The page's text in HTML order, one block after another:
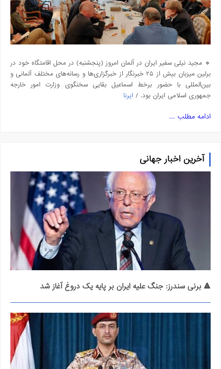
🔹 مجید نیلی سفیر ایران در آلمان امروز (پنجشنبه) در محل اقامتگاه خود در
برلین میزبان بیش از ۲۵ خبرنگار از خبرگزاری‌ها و رسانه‌های مختلف آلمانی و
بین‌المللی با حضور برخط اسماعیل بقایی سخنگوی وزارت امور خارجه
جمهوری اسلامی ایران بود. / ایرنا
ادامه مطلب ...
آخرین اخبار جهانی
🔺 برنی سندرز: جنگ علیه ایران بر پایه یک دروغ آغاز شد